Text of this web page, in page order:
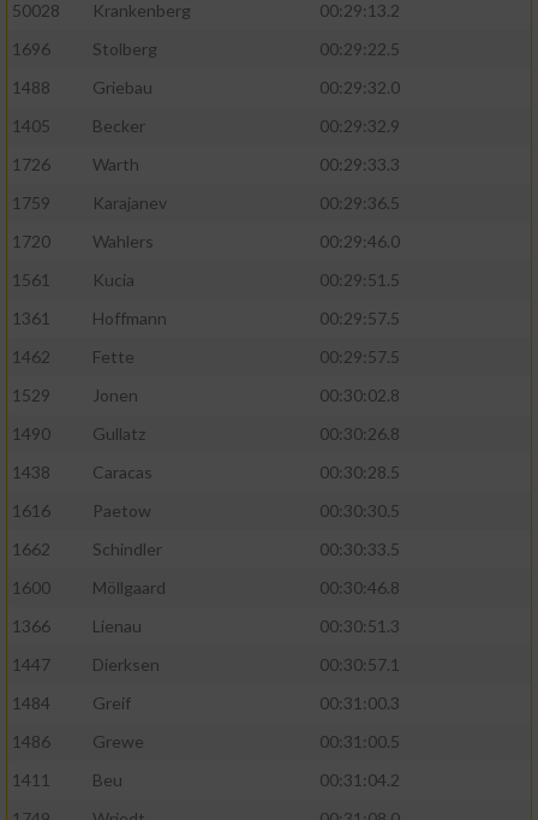
50028
Krankenberg
00:29:13.2
1696
Stolberg
00:29:22.5
1488
Griebau
00:29:32.0
1405
Becker
00:29:32.9
1726
Warth
00:29:33.3
1759
Karajanev
00:29:36.5
1720
Wahlers
00:29:46.0
1561
Kucia
00:29:51.5
1361
Hoffmann
00:29:57.5
1462
Fette
00:29:57.5
1529
Jonen
00:30:02.8
1490
Gullatz
00:30:26.8
1438
Caracas
00:30:28.5
1616
Paetow
00:30:30.5
1662
Schindler
00:30:33.5
1600
Möllgaard
00:30:46.8
1366
Lienau
00:30:51.3
1447
Dierksen
00:30:57.1
1484
Greif
00:31:00.3
1486
Grewe
00:31:00.5
1411
Beu
00:31:04.2